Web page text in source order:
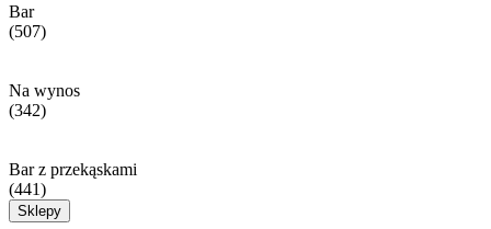
Bar
(507)
Na wynos
(342)
Bar z przekąskami
(441)
Sklepy